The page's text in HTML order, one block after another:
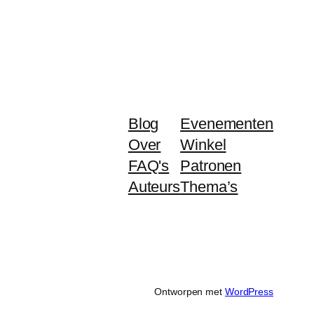
Blog
Over
FAQ's
Auteurs
Evenementen
Winkel
Patronen
Thema’s
Ontworpen met WordPress